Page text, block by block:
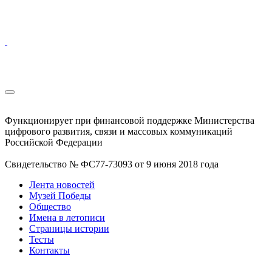
Функционирует при финансовой поддержке Министерства
цифрового развития, связи и массовых коммуникаций
Российской Федерации
Свидетельство № ФС77-73093 от 9 июня 2018 года
Лента новостей
Музей Победы
Общество
Имена в летописи
Страницы истории
Тесты
Контакты